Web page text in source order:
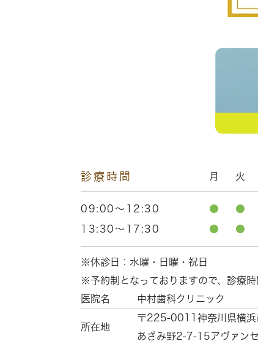
診療時間 月 火
09:00～12:30 ● ●
13:30～17:30 ● ●
※休診日：水曜・日曜・祝日
※予約制となっておりますので、診療時
医院名
中村歯科クリニック
所在地
〒225-0011 神奈川県横浜
あざみ野2-7-15アヴァン